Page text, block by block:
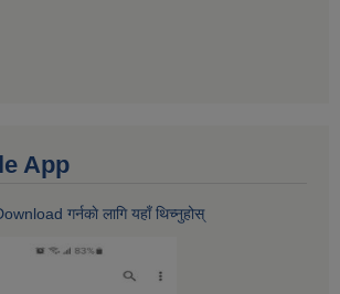
App
गर्नकाे लागि यहाँ थिच्नुहोस्‌